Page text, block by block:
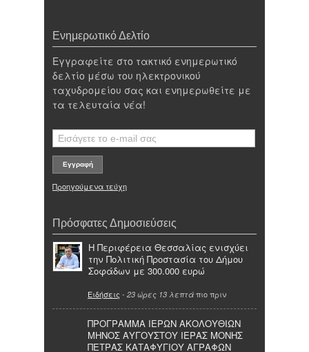
Ενημερωτικό Δελτίο
Εγγραφείτε στο τακτικό ενημερωτικό
δελτίο μέσω του ηλεκτρονικού
ταχυδρομείου σας και ενημερωθείτε με
τα τελευταία νέα!
Προηγούμενα τεύχη
Πρόσφατες Δημοσιεύσεις
Η Περιφέρεια Θεσσαλίας ενισχύει
την Πολιτική Προστασία του Δήμου
Σοφάδων με 300.000 ευρώ
Ειδήσεις - 23 ώρες 13 λεπτά πιο πριν
ΠΡΟΓΡΑΜΜΑ ΙΕΡΩΝ ΑΚΟΛΟΥΘΙΩΝ
ΜΗΝΟΣ ΑΥΓΟΥΣΤΟΥ ΙΕΡΑΣ ΜΟΝΗΣ
ΠΕΤΡΑΣ ΚΑΤΑΦΥΓΙΟΥ ΑΓΡΑΦΩΝ